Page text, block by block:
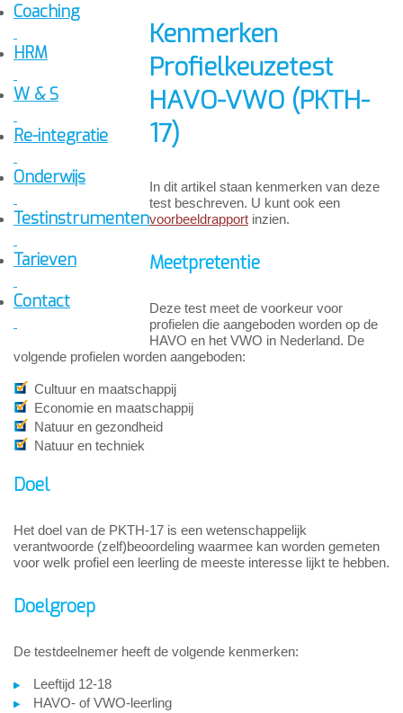
Coaching
HRM
W & S
Re-integratie
Onderwijs
Testinstrumenten
Tarieven
Contact
Kenmerken
Profielkeuzetest
HAVO-VWO (PKTH-
17)
In dit artikel staan kenmerken van deze
test beschreven. U kunt ook een
voorbeeldrapport inzien.
Meetpretentie
Deze test meet de voorkeur voor
profielen die aangeboden worden op de
HAVO en het VWO in Nederland. De
volgende profielen worden aangeboden:
Cultuur en maatschappij
Economie en maatschappij
Natuur en gezondheid
Natuur en techniek
Doel
Het doel van de PKTH-17 is een wetenschappelijk
verantwoorde (zelf)beoordeling waarmee kan worden gemeten
voor welk profiel een leerling de meeste interesse lijkt te hebben.
Doelgroep
De testdeelnemer heeft de volgende kenmerken:
Leeftijd 12-18
HAVO- of VWO-leerling